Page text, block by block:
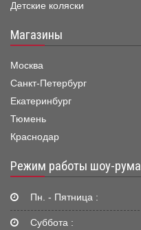
Детские коляски
Магазины
Москва
Санкт-Петербург
Екатеринбург
Тюмень
Краснодар
Режим работы шоу-рума
Пн. - Пятница :
Суббота :